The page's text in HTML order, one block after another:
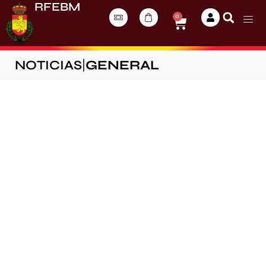
RFEBM
0
NOTICIAS GENERAL